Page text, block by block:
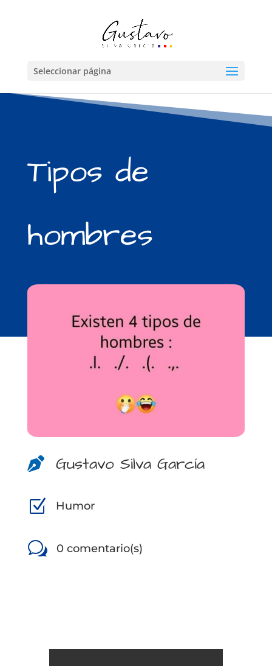
Seleccionar página
Tipos de
hombres
 Gustavo Silva García
Z Humor
w 0 comentario(s)